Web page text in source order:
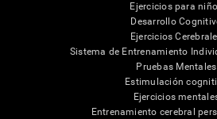
Ejercicios para
Desarrollo
Ejercicios
Sistema de Entrenamiento
Pruebas Mentales
Estimulación
Ejercicios
Entrenamiento cerebral